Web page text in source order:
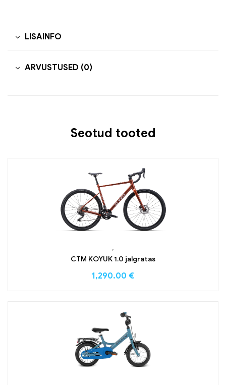
LISAINFO
ARVUSTUSED (0)
Seotud tooted
,
CTM KOYUK 1.0 jalgratas
1,290.00 €